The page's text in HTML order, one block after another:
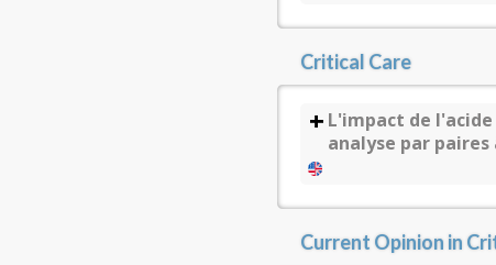
Critical Care
L'impact de
analyse par
Current Opinion in